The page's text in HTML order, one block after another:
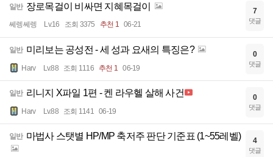
일반 장로목걸이 비싸면 지혜목걸이
쎄렝쎄렝 Lv.16 조회 3375 추천 1 06-21
7
댓글
일반 미리보는 공성전 - 세 성과 요새의 특징은?
Harv Lv.88 조회 1116 추천 1 06-19
0
댓글
일반 리니지 X파일 1편 - 켄 라우헬 살해 사건
Harv Lv.88 조회 1141 06-19
0
댓글
일반 마법사 스탯별 HP/MP 축저주 판단 기준표 (1~55레벨) 4
댓글